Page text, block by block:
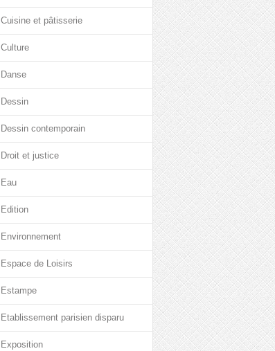
Cuisine et pâtisserie
Culture
Danse
Dessin
Dessin contemporain
Droit et justice
Eau
Edition
Environnement
Espace de Loisirs
Estampe
Etablissement parisien disparu
Exposition